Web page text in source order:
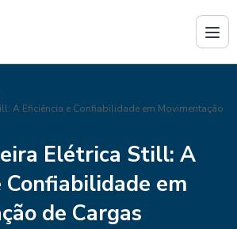
A Eficiência e Confiabilidade em Movimentação
Elétrica Still: A
Confiabilidade em
de Cargas